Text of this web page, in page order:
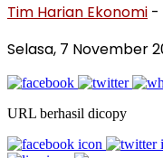
Tim Harian Ekonomi -
Selasa, 7 November
URL berhasil dicopy